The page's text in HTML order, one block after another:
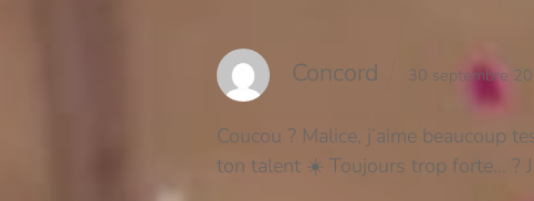
Concord 30 septembre
Coucou ? Malice, j’aime beaucoup
ton talent ☀️ Toujours trop forte… ?